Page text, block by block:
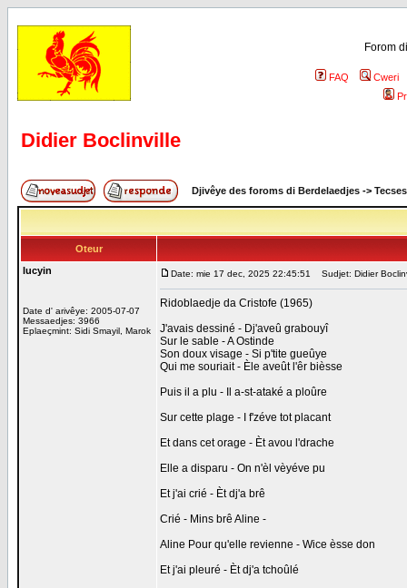
Forom
FAQ
Cweri
Didier Boclinville
Djivêye des foroms di Berdelaedjes ->
Oteur
lucyin
Date d' arivêye: 2005-07-07
Messaedjes: 3966
Eplaeçmint: Sidi Smayil, Marok
Date: mie 17 dec, 2025 22:45:51 Sudjet: Didier
Ridoblaedje da Cristofe (1965)
J'avais dessiné - Dj'aveû grabouyî
Sur le sable - A Ostinde
Son doux visage - Si p'tite gueûye
Qui me souriait - Èle aveût l'êr bièsse
Puis il a plu - Il a-st-ataké a ploûre
Sur cette plage - I f'zéve tot placant
Et dans cet orage - Èt avou l'drache
Elle a disparu - On n'èl vèyéve pu
Et j'ai crié - Èt dj'a brê
Crié - Mins brê Aline -
Aline Pour qu'elle revienne - Wice èsse don
Et j'ai pleuré - Èt dj'a tchoûlé